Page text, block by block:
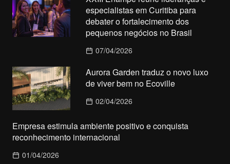
especialistas em Curitiba para
debater o fortalecimento dos
pequenos negócios no Brasil
07/04/2026
Aurora Garden traduz o novo luxo
de viver bem no Ecoville
02/04/2026
Empresa estimula ambiente positivo e conquista
reconhecimento internacional
01/04/2026